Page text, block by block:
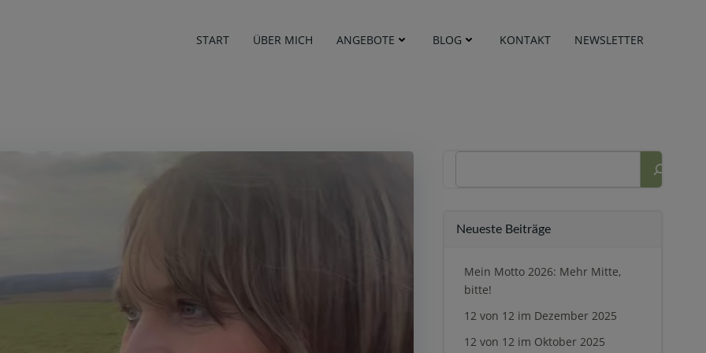
START ÜBER MICH ANGEBOTE BLOG KONTAKT NEWSLETTER
Neueste Beiträge
Mein Motto 2026: Mehr Mitte,
bitte!
12 von 12 im Dezember 2025
12 von 12 im Oktober 2025